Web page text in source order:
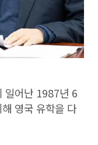
일어난 1987년 6
영국 유학을 다